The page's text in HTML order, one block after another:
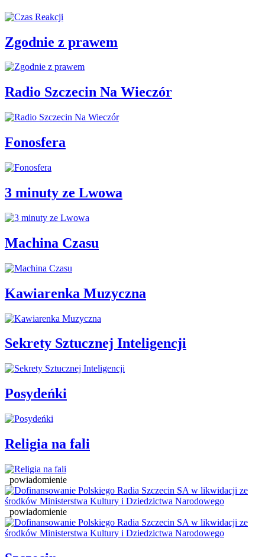
Zgodnie z prawem
Radio Szczecin Na Wieczór
Fonosfera
3 minuty ze Lwowa
Machina Czasu
Kawiarenka Muzyczna
Sekrety Sztucznej Inteligencji
Posydeńki
Religia na fali
powiadomienie
powiadomienie